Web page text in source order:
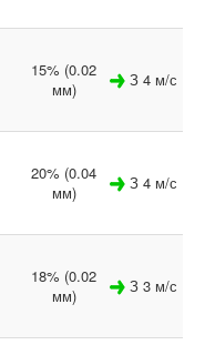
15% (0.02
мм)
З 4 м/с
20% (0.04
мм)
З 4 м/с
18% (0.02
мм)
З 3 м/с